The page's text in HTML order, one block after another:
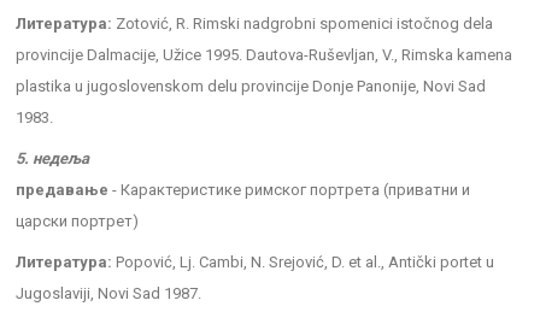
Литература: Zotović, R. Rimski nadgrobni spomenici istočnog dela
provincije Dalmacije, Užice 1995. Dautova-Ruševljan, V., Rimska kamena
plastika u jugoslovenskom delu provincije Donje Panonije, Novi Sad
1983.
5. недеља
предавање - Карактеристике римског портрета (приватни и
царски портрет)
Литература: Popović, Lj. Cambi, N. Srejović, D. et al., Antički portet u
Jugoslaviji, Novi Sad 1987.